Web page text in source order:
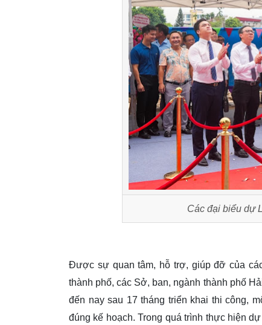
Các đại biểu dự
Được sự quan tâm, hỗ trợ, giúp đỡ của
thành phố, các Sở, ban, ngành thành phố
đến nay sau 17 tháng triển khai thi công,
đúng kế hoạch. Trong quá trình thực hiện